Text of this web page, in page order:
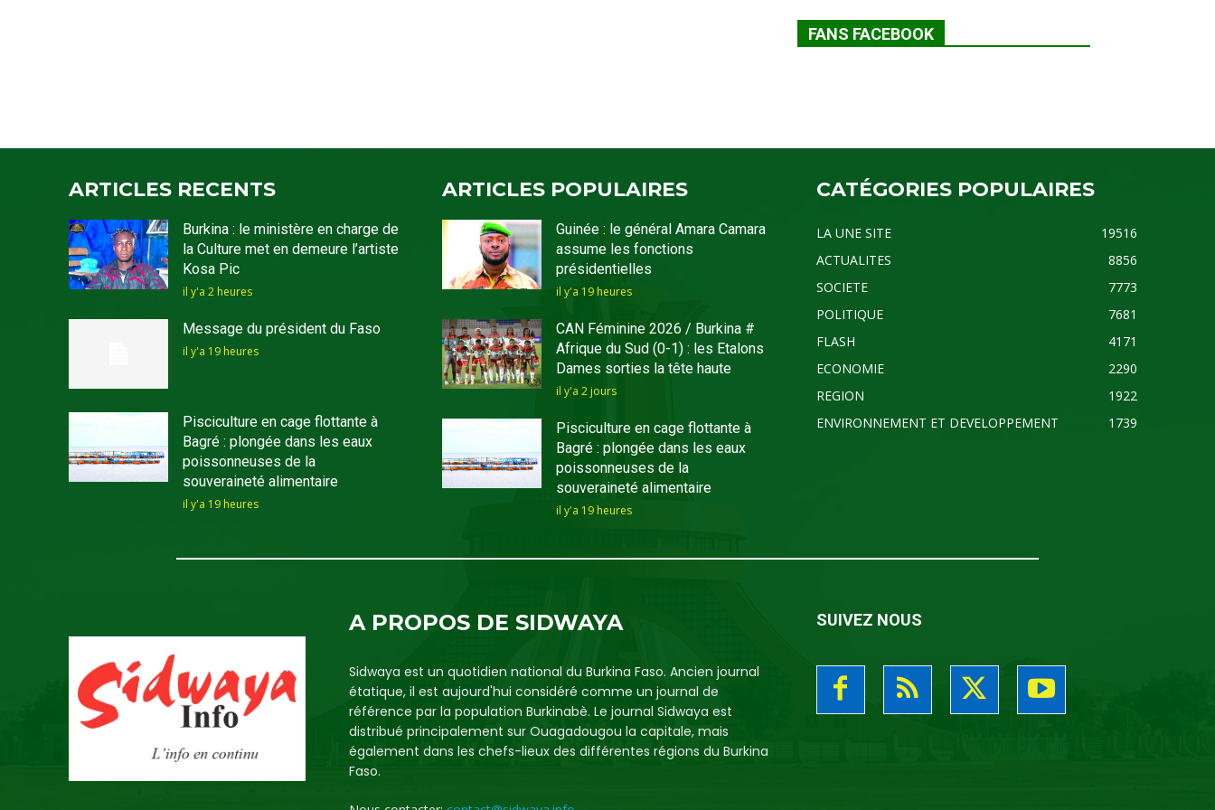
FANS FACEBOOK
ARTICLES RECENTS
Burkina : le ministère en charge de
la Culture met en demeure l’artiste
Kosa Pic
il y'a 2 heures
Message du président du Faso
il y'a 19 heures
Pisciculture en cage flottante à
Bagré : plongée dans les eaux
poissonneuses de la
souveraineté alimentaire
il y'a 19 heures
ARTICLES POPULAIRES
Guinée : le général Amara Camara
assume les fonctions
présidentielles
il y'a 19 heures
CAN Féminine 2026 / Burkina #
Afrique du Sud (0-1) : les Etalons
Dames sorties la tête haute
il y'a 2 jours
Pisciculture en cage flottante à
Bagré : plongée dans les eaux
poissonneuses de la
souveraineté alimentaire
il y'a 19 heures
CATÉGORIES POPULAIRES
LA UNE SITE
19516
ACTUALITES
8856
SOCIETE
7773
POLITIQUE
7681
FLASH
4171
ECONOMIE
2290
REGION
1922
ENVIRONNEMENT ET DEVELOPPEMENT
1739
A PROPOS DE SIDWAYA
Sidwaya est un quotidien national du Burkina Faso. Ancien journal
étatique, il est aujourd'hui considéré comme un journal de
référence par la population Burkinabè. Le journal Sidwaya est
distribué principalement sur Ouagadougou la capitale, mais
également dans les chefs-lieux des différentes régions du Burkina
Faso.
SUIVEZ NOUS